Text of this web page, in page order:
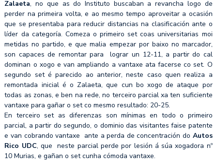
Zalaeta, no que as do Instituto buscaban a revancha logo de
perder na primeira volta, e ao mesmo tempo aproveitar a ocasión
que se presentaba para reducir distancias na clasificación ante o
líder da categoría. Comeza o primeiro set coas universitarias moi
metidas no partido, e que malia empezar por baixo no marcador,
son capaces de remontar para lograr un 12-11, a partir do cal
dominan o xogo e van ampliando a vantaxe ata facerse co set. O
segundo set é parecido ao anterior, neste caso quen realiza a
remontada inicial é o Zalaeta, que cun bo xogo de ataque por
todas as zonas, e ben na rede, no terceiro parcial xa ten suficiente
vantaxe para gañar o set co mesmo resultado: 20-25.
En terceiro set as diferenzas son mínimas en todo o primeiro
parcial, a partir do segundo, o dominio das visitantes faise patente
e van cobrando vantaxe ante a perda de concentración do Autos
Rico UDC, que neste parcial perde por lesión á súa xogadora nº
10 Murias, e gañan o set cunha cómoda vantaxe.